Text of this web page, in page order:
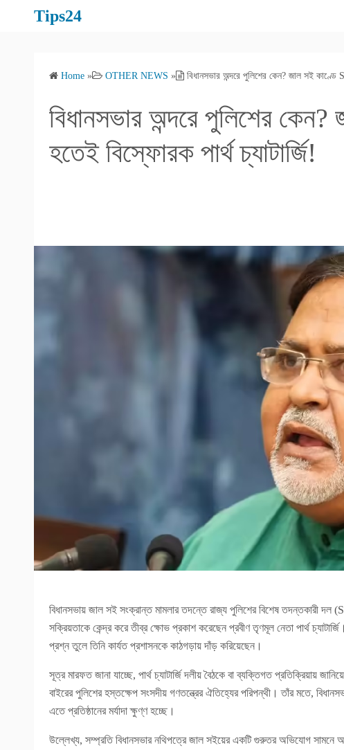
Tips24
Home » OTHER NEWS » বিধানসভার অন্দরে পুলিশের কেন? জাল সই কাণ্ডে
বিধানসভার অন্দরে পুলিশের
হতেই বিস্ফোরক পার্থ চ্যাটার্জি!
বিধানসভায় জাল সই সংক্রান্ত মামলার তদন্তে রাজ্য পুলিশের বিশেষ তদন্তকারী
সক্রিয়তাকে কেন্দ্র করে তীব্র ক্ষোভ প্রকাশ করেছেন প্রবীণ তৃণমূল নেতা পার্থ
প্রশ্ন তুলে তিনি কার্যত প্রশাসনকে কাঠগড়ায় দাঁড় করিয়েছেন।
সূত্র মারফত জানা যাচ্ছে, পার্থ চ্যাটার্জি দলীয় বৈঠকে বা ব্যক্তিগত প্রতিক্রিয়ায়
বাইরের পুলিশের হস্তক্ষেপ সংসদীয় গণতন্ত্রের ঐতিহ্যের পরিপন্থী। তাঁর মতে,
এতে প্রতিষ্ঠানের মর্যাদা ক্ষুণ্ণ হচ্ছে।
উল্লেখ্য, সম্প্রতি বিধানসভার নথিপত্রে জাল সইয়ের একটি গুরুতর অভিযোগ সামনে